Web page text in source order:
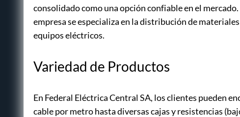
consolidado como una opción confiable en el
empresa se especializa en la distribución de
equipos eléctricos.
Variedad de Productos
En Federal Eléctrica Central SA, los clientes pueden
cable por metro hasta diversas cajas y resistencias